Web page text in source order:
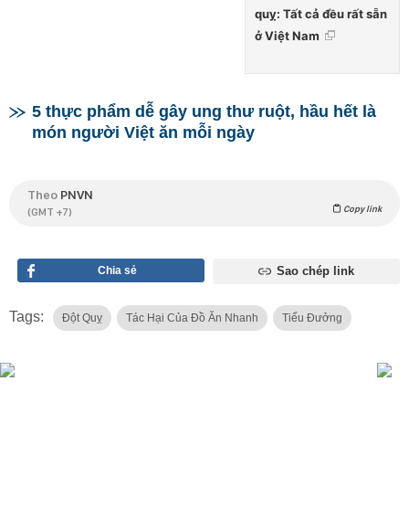
quỵ: Tất cả đều rất sẵn
ở Việt Nam
5 thực phẩm dễ gây ung thư ruột, hầu hết là
món người Việt ăn mỗi ngày
Theo PNVN
(GMT +7) Copy link
Chia sẻ Sao chép link
Tags: Đột Quỵ Tác Hại Của Đồ Ăn Nhanh Tiểu Đưởng